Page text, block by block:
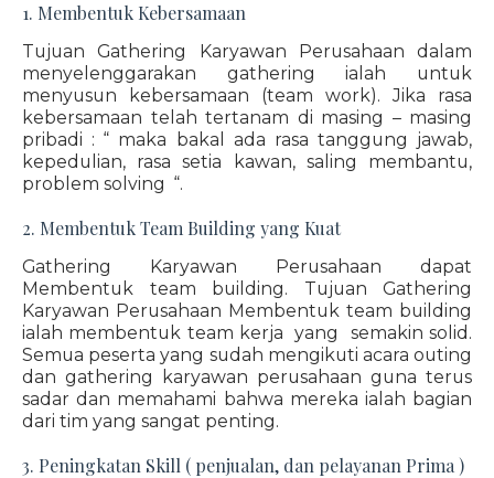
1. Membentuk Kebersamaan
Tujuan Gathering Karyawan Perusahaan dalam
menyelenggarakan gathering ialah untuk
menyusun kebersamaan (team work). Jika rasa
kebersamaan telah tertanam di masing – masing
pribadi : “ maka bakal ada rasa tanggung jawab,
kepedulian, rasa setia kawan, saling membantu,
problem solving “.
2. Membentuk Team Building yang Kuat
Gathering Karyawan Perusahaan dapat
Membentuk team building. Tujuan Gathering
Karyawan Perusahaan Membentuk team building
ialah membentuk team kerja yang semakin solid.
Semua peserta yang sudah mengikuti acara outing
dan gathering karyawan perusahaan guna terus
sadar dan memahami bahwa mereka ialah bagian
dari tim yang sangat penting.
3. Peningkatan Skill ( penjualan, dan pelayanan Prima )